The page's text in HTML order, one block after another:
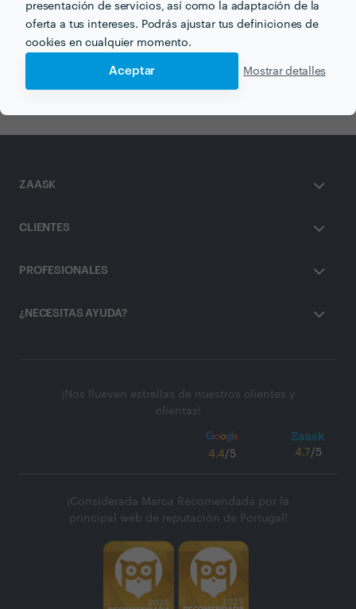
presentación de servicios, así como la adaptación de la
oferta a tus intereses. Podrás ajustar tus definiciones de
cookies en cualquier momento.
Aceptar Mostrar detalles
Mudanzas Baratas en alicante
Empresas de Mudanzas en alicante
Guardamuebles en alicante
ZAASK
CLIENTES
PROFESIONALES
¿NECESITAS AYUDA?
¡Nos llueven estrellas de nuestros clientes y
clientas!
4.4/5 4.7/5
¡Considerada Marca Recomendada por la
principal web de reputación de Portugal!